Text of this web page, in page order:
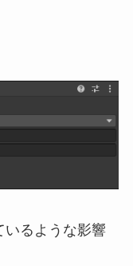
いるような影響